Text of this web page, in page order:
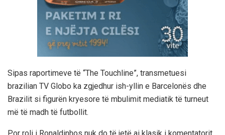
Sipas raportimeve të “The Touchline”, transmetuesi
brazilian TV Globo ka zgjedhur ish-yllin e Barcelonës dhe
Brazilit si figurën kryesore të mbulimit mediatik të turneut
më të madh të futbollit.